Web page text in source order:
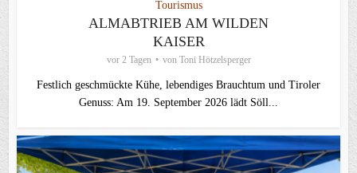
Tourismus
ALMABTRIEB AM WILDEN
KAISER
vor 2 Tagen von Toni Hötzelsperger
Festlich geschmückte Kühe, lebendiges Brauchtum und Tiroler
Genuss: Am 19. September 2026 lädt Söll...